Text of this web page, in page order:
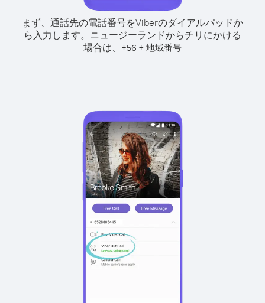
まず、通話先の電話番号をViberのダイアルパッドか
ら入力します。 ニュージーランドからチリにかける
場合は、 +56 + 地域番号